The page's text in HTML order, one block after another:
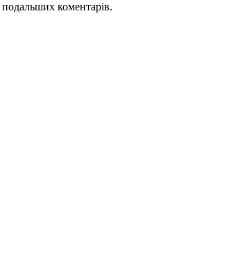
подальших коментарів.